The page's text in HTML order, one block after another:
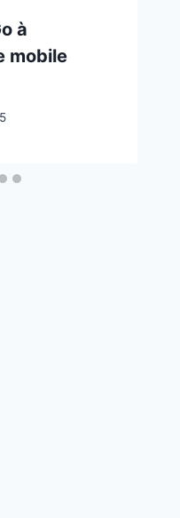
à
mobile